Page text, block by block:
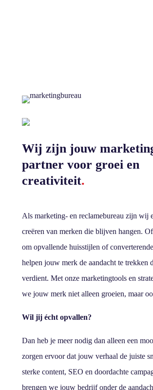
Wij zijn jouw
partner voor groei en
creativiteit.
Als marketing- en reclamebureau zijn wij
creëren van merken die blijven hangen.
om opvallende huisstijlen of
helpen jouw merk de aandacht te trekken
verdient. Met onze marketingtools en
we jouw merk niet alleen groeien, maar
Wil jij écht opvallen?
Dan heb je meer nodig dan alleen een
zorgen ervoor dat jouw verhaal de juiste
sterke content, SEO en doordachte
brengen we jouw bedrijf onder de